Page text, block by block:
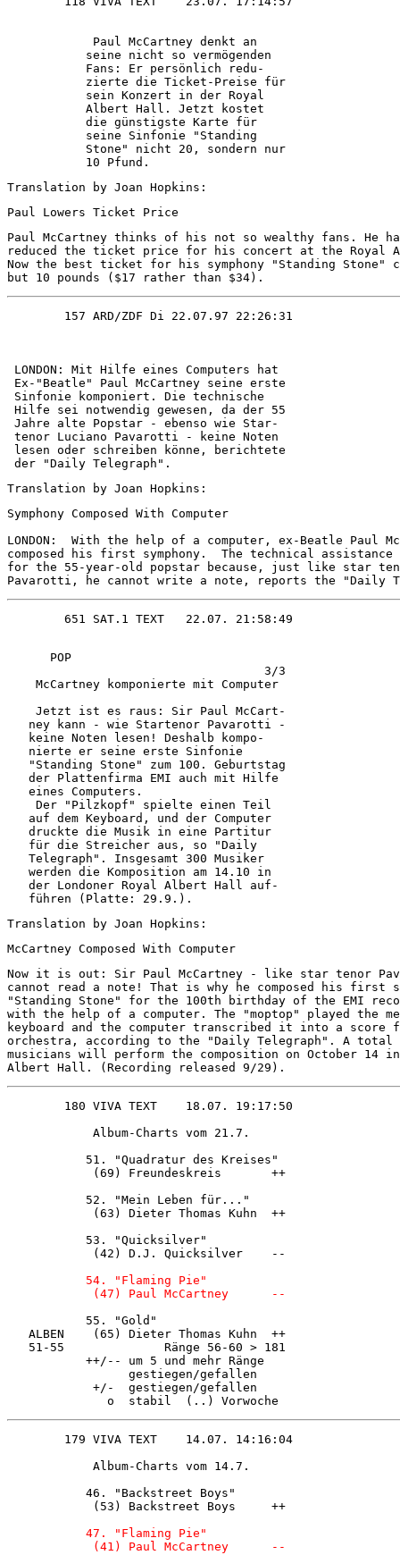
            Paul McCartney denkt an
           seine nicht so vermögenden
           Fans: Er persönlich redu-
           zierte die Ticket-Preise für
           sein Konzert in der Royal
           Albert Hall. Jetzt kostet
           die günstigste Karte für
           seine Sinfonie "Standing
           Stone" nicht 20, sondern nur
           10 Pfund.
Translation by Joan Hopkins:
Paul Lowers Ticket Price
Paul McCartney thinks of his not so wealthy fans. He
reduced the ticket price for his concert at the Royal
Now the best ticket for his symphony "Standing Stone"
but 10 pounds ($17 rather than $34).
LONDON: Mit Hilfe eines Computers hat
Ex-"Beatle" Paul McCartney seine erste
Sinfonie komponiert. Die technische
Hilfe sei notwendig gewesen, da der 55
Jahre alte Popstar - ebenso wie Star-
tenor Luciano Pavarotti - keine Noten
lesen oder schreiben könne, berichtete
der "Daily Telegraph".
Translation by Joan Hopkins:
Symphony Composed With Computer
LONDON:  With the help of a computer, ex-Beatle Paul
composed his first symphony.  The technical assistance
for the 55-year-old popstar because, just like star
      POP
                                    3/3
    McCartney komponierte mit Computer
    Jetzt ist es raus: Sir Paul McCart-
   ney kann - wie Startenor Pavarotti -
   keine Noten lesen! Deshalb kompo-
   nierte er seine erste Sinfonie
   "Standing Stone" zum 100. Geburtstag
   der Plattenfirma EMI auch mit Hilfe
   eines Computers.
    Der "Pilzkopf" spielte einen Teil
   auf dem Keyboard, und der Computer
   druckte die Musik in eine Partitur
   für die Streicher aus, so "Daily
   Telegraph". Insgesamt 300 Musiker
   werden die Komposition am 14.10 in
   der Londoner Royal Albert Hall auf-
   führen (Platte: 29.9.).
Translation by Joan Hopkins:
McCartney Composed With Computer
Now it is out: Sir Paul McCartney - like star tenor
cannot read a note! That is why he composed his first
"Standing Stone" for the 100th birthday of the EMI
with the help of a computer. The "moptop" played the
keyboard and the computer transcribed it into a score
orchestra, according to the "Daily Telegraph". A total
musicians will perform the composition on October 14
Albert Hall. (Recording released 9/29).
            Album-Charts vom 21.7.
           51. "Quadratur des Kreises"
            (69) Freundeskreis       ++
           52. "Mein Leben für..."
            (63) Dieter Thomas Kuhn  ++
           53. "Quicksilver"
            (42) D.J. Quicksilver    --
54. "Flaming Pie"
            (47) Paul McCartney      --
55. "Gold"
   ALBEN    (65) Dieter Thomas Kuhn  ++
   51-55              Ränge 56-60 > 181
           ++/-- um 5 und mehr Ränge
                 gestiegen/gefallen
            +/-  gestiegen/gefallen
              o  stabil  (..) Vorwoche
            Album-Charts vom 14.7.
           46. "Backstreet Boys"
            (53) Backstreet Boys     ++
47. "Flaming Pie"
            (41) Paul McCartney      --